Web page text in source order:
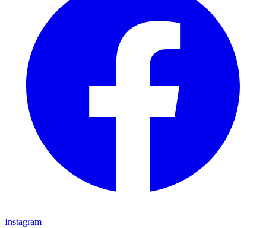
Instagram